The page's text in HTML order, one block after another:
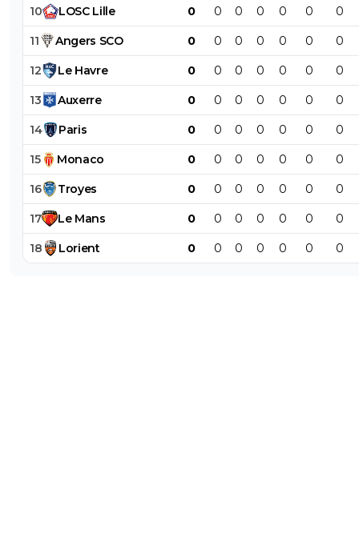
10 LOSC Lille 0 0 0 0 0 0 0
11 Angers SCO 0 0 0 0 0 0 0
12 Le Havre 0 0 0 0 0 0 0
13 Auxerre 0 0 0 0 0 0 0
14 Paris 0 0 0 0 0 0 0
15 Monaco 0 0 0 0 0 0 0
16 Troyes 0 0 0 0 0 0 0
17 Le Mans 0 0 0 0 0 0 0
18 Lorient 0 0 0 0 0 0 0